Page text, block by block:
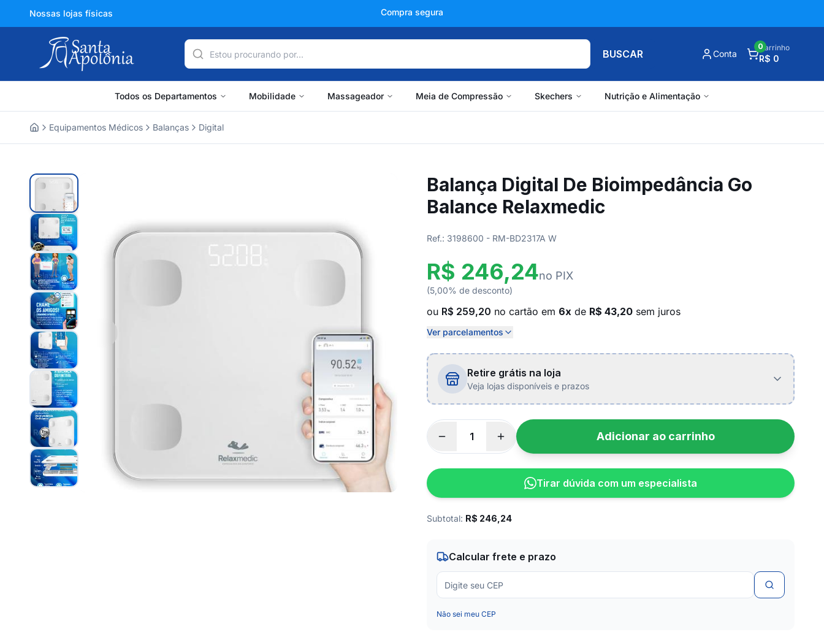
Nossas lojas físicas +150 mil avaliações
BUSCAR Conta
Carrinho
R$ 0
0
Todos os Departamentos Mobilidade Massageador Meia de Compressão Skechers Nutrição e Alimentação
Equipamentos Médicos Balanças Digital
Balança Digital De Bioimpedância Go
Balance Relaxmedic
Ref.: 3198600 - RM-BD2317A W
R$ 246,24no PIX
(5,00% de desconto)
ou R$ 259,20 no cartão em 6x de R$ 43,20 sem juros
Ver parcelamentos
Retire grátis na loja
Veja lojas disponíveis e prazos
Adicionar ao carrinho
Tirar dúvida com um especialista
Subtotal: R$ 246,24
Calcular frete e prazo
Não sei meu CEP